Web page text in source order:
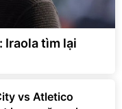
Iraola tìm lại
vs Atletico